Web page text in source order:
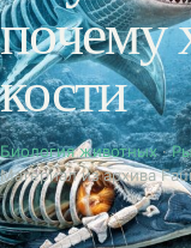
почему
кости
Биология животных·
Материал из архива